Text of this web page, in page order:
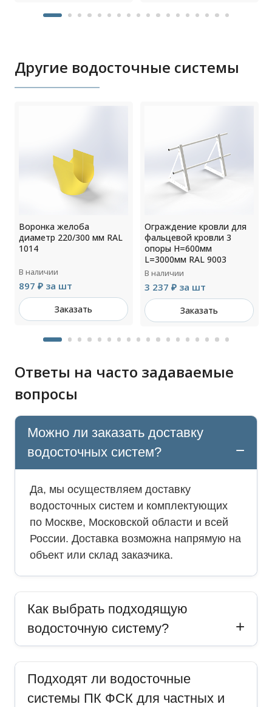
Другие водосточные системы
Воронка желоба
диаметр 220/300 мм RAL
1014
В наличии
897 ₽ за шт
Заказать
Ограждение кровли для
фальцевой кровли 3
опоры H=600мм
L=3000мм RAL 9003
В наличии
3 237 ₽ за шт
Заказать
Ответы на часто задаваемые
вопросы
Можно ли заказать доставку
водосточных систем?
Да, мы осуществляем доставку
водосточных систем и комплектующих
по Москве, Московской области и всей
России. Доставка возможна напрямую на
объект или склад заказчика.
Как выбрать подходящую
водосточную систему?
Подходят ли водосточные
системы ПК ФСК для частных и